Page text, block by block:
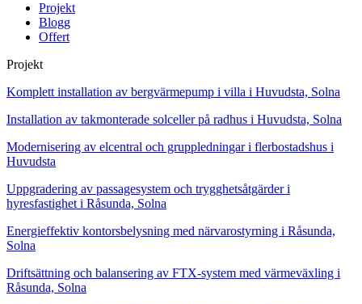
Projekt
Blogg
Offert
Projekt
Komplett installation av bergvärmepump i villa i Huvudsta, Solna
Installation av takmonterade solceller på radhus i Huvudsta, Solna
Modernisering av elcentral och gruppledningar i flerbostadshus i
Huvudsta
Uppgradering av passagesystem och trygghetsåtgärder i
hyresfastighet i Råsunda, Solna
Energieffektiv kontorsbelysning med närvarostyrning i Råsunda,
Solna
Driftsättning och balansering av FTX-system med värmeväxling i
Råsunda, Solna